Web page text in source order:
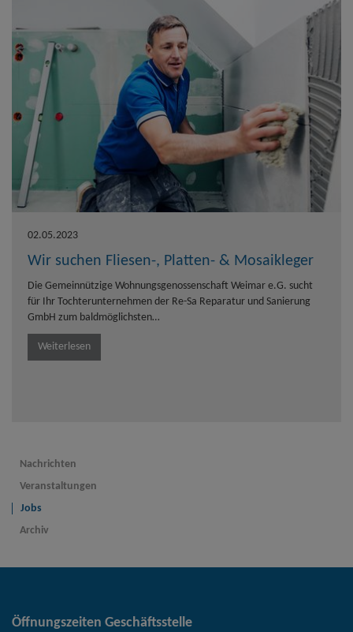
02.05.2023
Wir suchen Fliesen-, Platten- & Mosaikleger
Die Gemeinnützige Wohnungsgenossenschaft Weimar e.G. sucht
für Ihr Tochterunternehmen der Re-Sa Reparatur und Sanierung
GmbH zum baldmöglichsten…
Weiterlesen
Nachrichten
Veranstaltungen
Jobs
Archiv
Öffnungszeiten Geschäftsstelle